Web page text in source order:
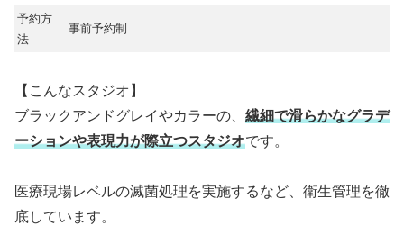
予約方
法
事前予約制
【こんなスタジオ】
ブラックアンドグレイやカラーの、 繊細で滑らかなグラデ
ーションや表現力が際立つスタジオです。
医療現場レベルの滅菌処理を実施するなど、衛生管理を徹
底しています。